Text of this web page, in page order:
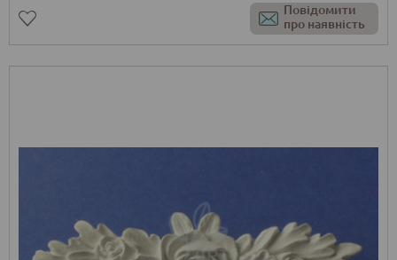
Повідомити
про наявність